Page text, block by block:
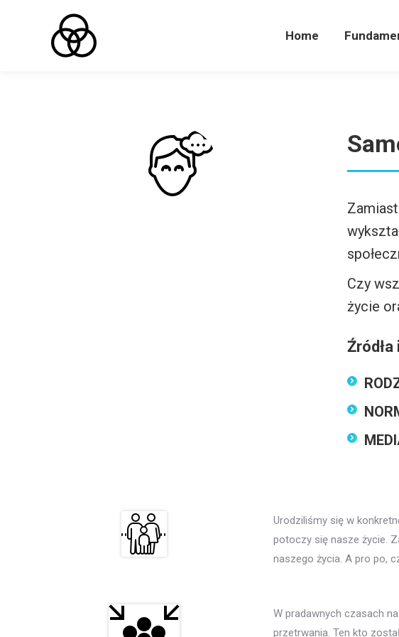
Home
Czy
życie
Urodziliśmy się w
potoczy się nasze życie.
naszego życia. A pro po,
W pradawnych czasach
przetrwania. Ten kto